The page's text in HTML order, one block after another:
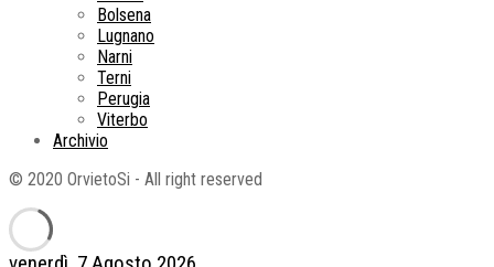
Bolsena
Lugnano
Narni
Terni
Perugia
Viterbo
Archivio
© 2020 OrvietoSi - All right reserved